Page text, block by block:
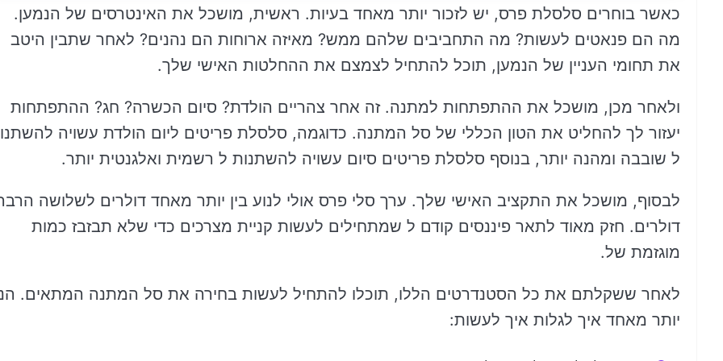
כאשר בוחרים סלסלת פרס, יש לזכור יותר מאחד בעיות. ראשית, מושכל את האינטרסים של הנמען.
מה הם פנאטים לעשות? מה התחביבים שלהם ממש? מאיזה ארוחות הם נהנים? לאחר שתבין היטב
את תחומי העניין של הנמען, תוכל להתחיל לצמצם את ההחלטות האישי שלך.
ולאחר מכן, מושכל את ההתפתחות למתנה. זה אחר צהריים הולדת? סיום הכשרה? חג? ההתפתחות
יעזור לך להחליט את הטון הכללי של סל המתנה. כדוגמה, סלסלת פריטים ליום הולדת עשויה
ל שובבה ומהנה יותר, בנוסף סלסלת פריטים סיום עשויה להשתנות ל רשמית ואלגנטית יותר.
לבסוף, מושכל את התקציב האישי שלך. ערך סלי פרס אולי לנוע בין יותר מאחד דולרים לשלושה
דולרים. חזק מאוד לתאר פיננסים קודם ל שמתחילים לעשות קניית מצרכים כדי שלא תבזבז כמות
מוגזמת של.
לאחר ששקלתם את כל הסטנדרטים הללו, תוכלו להתחיל לעשות בחירה את סל המתנה המתאים.
יותר מאחד איך לגלות איך לעשות: